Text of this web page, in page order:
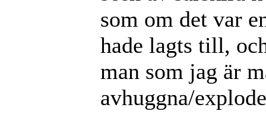
som om det var
hade lagts till,
man som jag är
avhuggna/